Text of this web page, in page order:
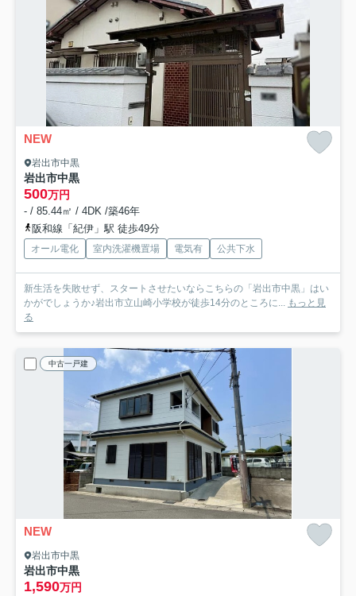
NEW
岩出市中黒
岩出市中黒
500万円
- / 85.44㎡ / 4DK /築46年
阪和線「紀伊」駅 徒歩49分
オール電化 室内洗濯機置場 電気有 公共下水
新生活を失敗せず、スタートさせたいならこちらの「岩出市中黒」はい
かがでしょうか♪岩出市立山崎小学校が徒歩14分のところに... もっと見
る
中古一戸建
NEW
岩出市中黒
岩出市中黒
1,590万円